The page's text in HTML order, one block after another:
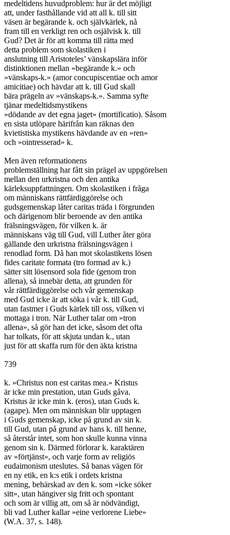
medeltidens huvudproblem: hur är det möjligt
att, under fasthållande vid att all k. till sitt
väsen är begärande k. och självkärlek, nå
fram till en verkligt ren och osjälvisk k. till
Gud? Det är för att komma till rätta med
detta problem som skolastiken i
anslutning till Aristoteles’ vänskapslära inför
distinktionen mellan »begärande k.» och
»vänskaps-k.» (amor concupiscentiae och amor
amicitiae) och hävdar att k. till Gud skall
bära prägeln av »vänskaps-k.». Samma syfte
tjänar medeltidsmystikens
»dödande av det egna jaget» (mortificatio). Såsom
en sista utlöpare härifrån kan räknas den
kvietistiska mystikens hävdande av en »ren»
och »ointresserad» k.
Men även reformationens
problemställning har fått sin prägel av uppgörelsen
mellan den urkristna och den antika
kärleksuppfattningen. Om skolastiken i fråga
om människans rättfärdiggörelse och
gudsgemenskap låter caritas träda i förgrunden
och därigenom blir beroende av den antika
frälsningsvägen, för vilken k. är
människans väg till Gud, vill Luther åter göra
gällande den urkristna frälsningsvägen i
renodlad form. Då han mot skolastikens lösen
fides caritate formata (tro formad av k.)
sätter sitt lösensord sola fide (genom tron
allena), så innebär detta, att grunden för
vår rättfärdiggörelse och vår gemenskap
med Gud icke är att söka i vår k. till Gud,
utan fastmer i Guds kärlek till oss, vilken vi
mottaga i tron. När Luther talar om »tron
allena», så gör han det icke, såsom det ofta
har tolkats, för att skjuta undan k., utan
just för att skaffa rum för den äkta kristna
739
k. »Christus non est caritas mea.» Kristus
är icke min prestation, utan Guds gåva.
Kristus är icke min k. (eros), utan Guds k.
(agape). Men om människan blir upptagen
i Guds gemenskap, icke på grund av sin k.
till Gud, utan på grund av hans k. till henne,
så återstår intet, som hon skulle kunna vinna
genom sin k. Därmed förlorar k. karaktären
av »förtjänst», och varje form av religiös
eudaimonism uteslutes. Så banas vägen för
en ny etik, en k:s etik i ordets kristna
mening, behärskad av den k. som »icke söker
sitt», utan hängiver sig fritt och spontant
och som är villig att, om så är nödvändigt,
bli vad Luther kallar »eine verlorene Liebe»
(W.A. 37, s. 148).